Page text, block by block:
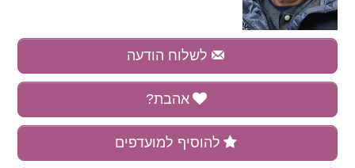
לשלוח הודעה
אהבת?
להוסיף למועדפים